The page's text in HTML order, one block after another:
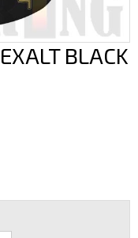
BLACK